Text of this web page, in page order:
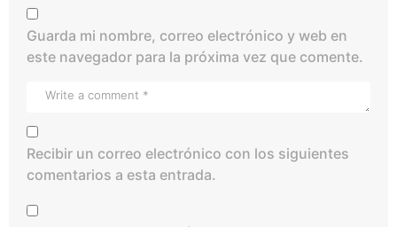
Guarda mi nombre, correo electrónico y web en
este navegador para la próxima vez que comente.
Recibir un correo electrónico con los siguientes
comentarios a esta entrada.